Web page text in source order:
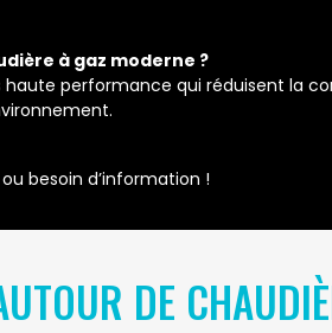
à gaz moderne ?
performance qui réduisent la
besoin d’information !
DE